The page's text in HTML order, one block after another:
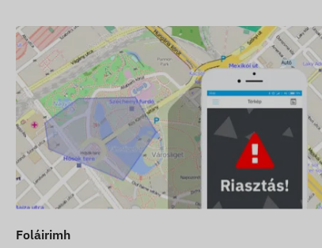
ngléas, ach gan cárta SIM, seachadfaimid an gléas
Mar sin féin, tá sé de chúram ort fós an cárta SIM a
an ngléas agus an síntiús bogearraí, seachadfaimid
agus tabharfaimid aire d'oibriú leanúnach an
méid sin.
ár mbogearraí a úsáid chomh maith leis na fógraí
tú inár n-uirlisí gréasáin i measc na dtáirgí
Foláirimh